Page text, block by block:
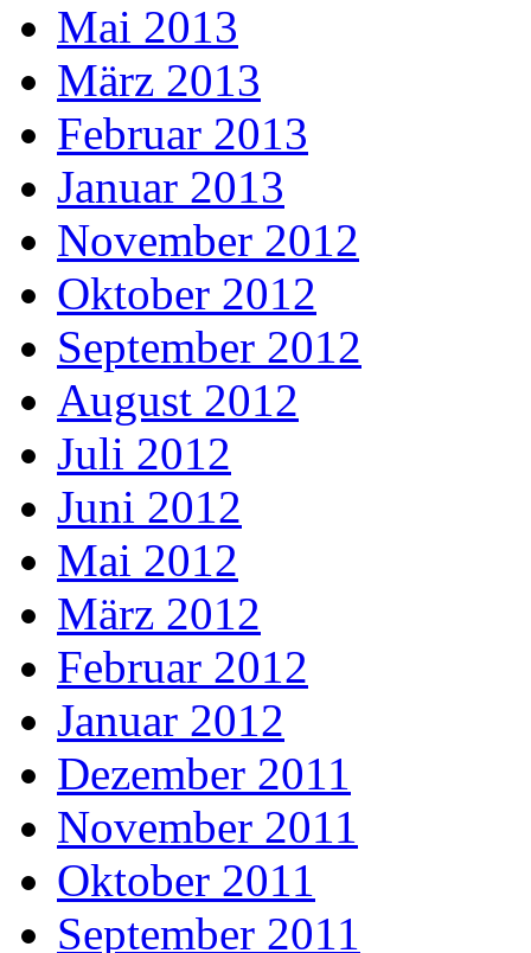
Mai 2013
März 2013
Februar 2013
Januar 2013
November 2012
Oktober 2012
September 2012
August 2012
Juli 2012
Juni 2012
Mai 2012
März 2012
Februar 2012
Januar 2012
Dezember 2011
November 2011
Oktober 2011
September 2011